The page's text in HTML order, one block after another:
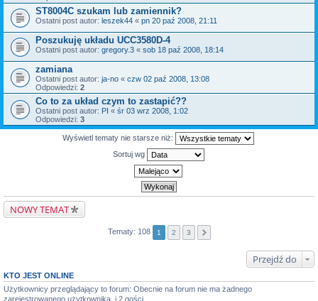
ST8004C szukam lub zamiennik?
Ostatni post autor: leszek44 « pn 20 paź 2008, 21:11
Poszukuję układu UCC3580D-4
Ostatni post autor: gregory.3 « sob 18 paź 2008, 18:14
zamiana
Ostatni post autor: ja-no « czw 02 paź 2008, 13:08
Odpowiedzi: 2
Co to za układ czym to zastapić??
Ostatni post autor: PI « śr 03 wrz 2008, 1:02
Odpowiedzi: 3
Wyświetl tematy nie starsze niż:
Sortuj wg
NOWY TEMAT
Tematy: 108 1 2 3
Przejdź do
KTO JEST ONLINE
Użytkownicy przeglądający to forum: Obecnie na forum nie ma żadnego
zarejestrowanego użytkownika. i 2 gości